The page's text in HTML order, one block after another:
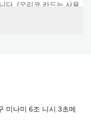
다. (오리코 카드는 사용
기 바랍니다. 늦으실 것
바랍니다.
미나미 6조 니시 3초메